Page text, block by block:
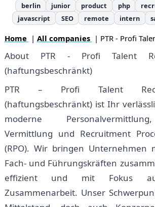
berlin
junior product php
javascript
SEO remote intern
Home | All companies | PTR - Profi
About PTR - Profi Talent
(haftungsbeschränkt)
PTR – Profi Talent
(haftungsbeschränkt) ist Ihr
moderne
Vermittlung und Recruitment
(RPO). Wir bringen Unternehmen
Fach- und Führungskräften
effizient und mit Fokus
Zusammenarbeit. Unser